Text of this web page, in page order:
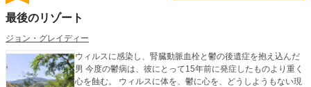
最後のリゾート
ジョン・グレイディー
ウィルスに感染し、腎臓動脈血栓と鬱の後遺症を抱え込んだ
男 今度の鬱病は、彼にとって15年前に発症したものより重く
心を蝕む。 ウィルスに体を、鬱に心を、どうしようもない現